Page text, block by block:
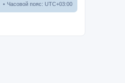
Часовой пояс: UTC+03:00